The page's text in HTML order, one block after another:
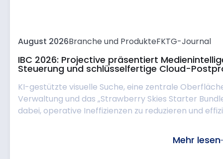
August 2026Branche und ProdukteFKTG-Journal
IBC 2026: Projective präsentiert
Steuerung und schlüsselfertige Cloud-
KI-gestützte visuelle Suche, eine zentrale
Verwaltung und das „Strawberry Skies Starter
dabei, operative Ineffizienzen zu reduzieren und
Mehr lesen